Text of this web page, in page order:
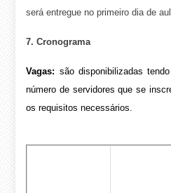
será entregue no primeiro dia de
7. Cronograma
Vagas: são disponibilizadas
número de servidores que se
os requisitos necessários.